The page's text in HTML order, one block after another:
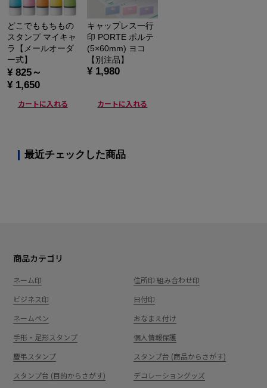
どこでももちもの
スタンプ マイキャ
ラ【メールオーダ
ー式】
¥ 825～
¥ 1,650
カートに入れる
キャップレス一行
印 PORTE ポルテ
(5×60mm) ヨコ
【別注品】
¥ 1,980
カートに入れる
最近チェックした商品
商品カテゴリ
ネーム印
住所印 組み合わせ印
ビジネス印
日付印
ネームペン
おなまえ付け
手形・足形スタンプ
個人情報保護
慶弔スタンプ
スタンプ台 (商品からさがす)
スタンプ台 (目的からさがす)
デコレーショングッズ